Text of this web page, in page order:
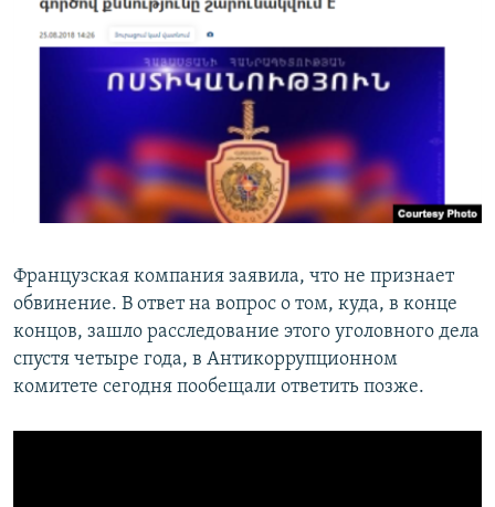
Французская компания заявила, что не признает
обвинение. В ответ на вопрос о том, куда, в конце
концов, зашло расследование этого уголовного дела
спустя четыре года, в Антикоррупционном
комитете сегодня пообещали ответить позже.